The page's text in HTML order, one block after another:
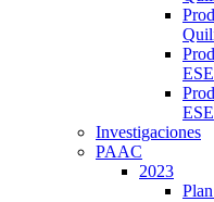
ESE
ESE
Investigaciones
PAAC
2023